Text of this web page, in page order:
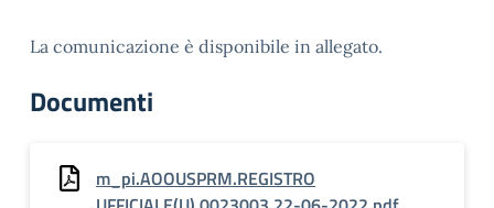
La comunicazione è disponibile in allegato.
Documenti
m_pi.AOOUSPRM.REGISTRO